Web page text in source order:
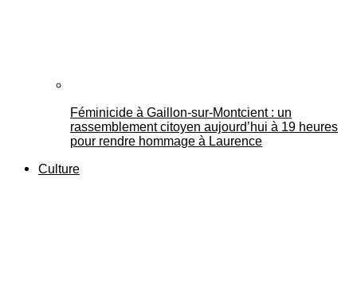
Féminicide à Gaillon‑sur‑Montcient : un
rassemblement citoyen aujourd’hui à 19 heures
pour rendre hommage à Laurence
Culture